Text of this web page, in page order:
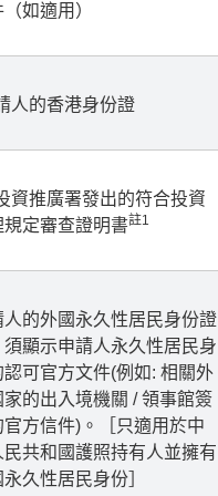
如適用）
人的香港身份證
資推廣署發出的符合投資
規定審查證明書註1
人的外國永久性居民身份證
須顯示申請人永久性居民身
認可官方文件(例如: 相關外
家的出入境機關 / 領事館簽
官方信件)。［只適用於中
民共和國護照持有人並擁有
久性居民身份］